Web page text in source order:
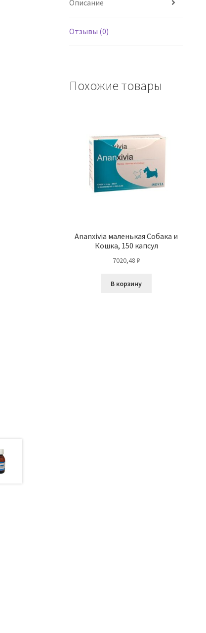
Описание
Отзывы (0)
Похожие товары
Ananxivia маленькая Собака и
Кошка, 150 капсул
7020,48 ₽
В корзину